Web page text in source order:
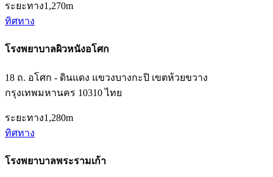
ระยะทาง1,270m
ทิศทาง
โรงพยาบาลผิวหนังอโศก
18 ถ. อโศก - ดินแดง แขวงบางกะปิ เขตห้วยขวาง
กรุงเทพมหานคร 10310 ไทย
ระยะทาง1,280m
ทิศทาง
โรงพยาบาลพระรามเก้า